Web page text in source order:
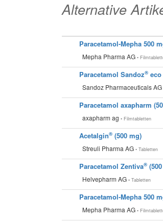
Alternative
Paracetamol-Mepha 500
Mepha Pharma AG •
Paracetamol Sandoz®
Sandoz Pharmaceuticals AG
Paracetamol axapharm
axapharm ag • Filmtabletten
Acetalgin® (500 mg)
Streuli Pharma AG • Tabletten
Paracetamol Zentiva®
Helvepharm AG • Tabletten
Paracetamol-Mepha 500
Mepha Pharma AG •